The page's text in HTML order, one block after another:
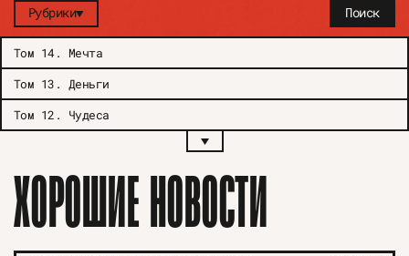
Поиск
Рубрики
Том 14.
Мечта
Том 13 . Деньги
Том 12 . Чудеса
ХОРОШИЕ НОВОСТИ